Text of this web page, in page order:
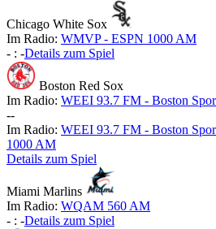
Chicago White Sox
Im Radio: WMVP - ESPN 1000 AM
- : -Details zum Spiel
Boston Red Sox
Im Radio: WEEI 93.7 FM - Boston
--
Im Radio: WEEI 93.7 FM - Boston
1000 AM
Details zum Spiel
Miami Marlins
Im Radio: WQAM 560 AM
- : -Details zum Spiel